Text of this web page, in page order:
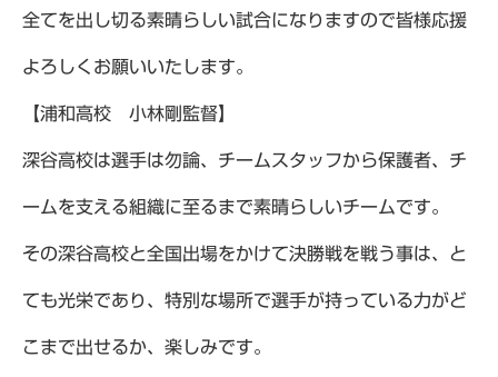
全てを出し切る素晴らしい試合になりますので皆様応援
よろしくお願いいたします。
【浦和高校 小林剛監督】
深谷高校は選手は勿論、チームスタッフから保護者、チ
ームを支える組織に至るまで素晴らしいチームです。
その深谷高校と全国出場をかけて決勝戦を戦う事は、と
ても光栄であり、特別な場所で選手が持っている力がど
こまで出せるか、楽しみです。